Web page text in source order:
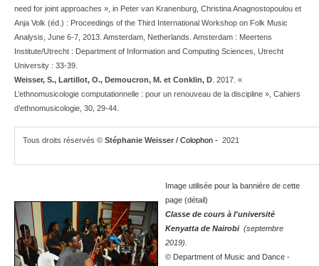
need for joint approaches », in Peter van Kranenburg, Christina Anagnostopoulou et
Anja Volk (éd.) : Proceedings of the Third International Workshop on Folk Music
Analysis, June 6-7, 2013. Amsterdam, Netherlands. Amsterdam : Meertens
Institute/Utrecht : Department of Information and Computing Sciences, Utrecht
University : 33-39.
Weisser, S., Lartillot, O., Demoucron, M. et Conklin, D . 2017. «
L’ethnomusicologie computationnelle : pour un renouveau de la discipline », Cahiers
d’ethnomusicologie, 30, 29-44.
Tous droits réservés © Stéphanie Weisser / Colophon - 2021
Image utilisée pour la bannière de cette
page (détail)
Classe de cours à l'université
Kenyatta de Nairobi (septembre
2019).
© Department of Music and Dance -